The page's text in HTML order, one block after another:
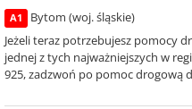
A1
Bytom (woj. śląskie)
Jeżeli teraz potrzebujesz pomocy
jednej z tych najważniejszych w
925, zadzwoń po pomoc drogową